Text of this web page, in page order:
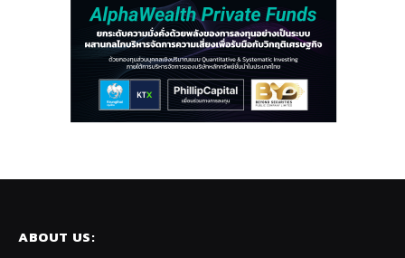
ABOUT US: